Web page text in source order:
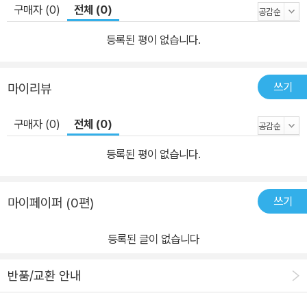
구매자 (0) 전체 (0)
등록된 평이 없습니다.
마이리뷰 쓰기
구매자 (0) 전체 (0)
등록된 평이 없습니다.
마이페이퍼 (0편) 쓰기
등록된 글이 없습니다
반품/교환 안내